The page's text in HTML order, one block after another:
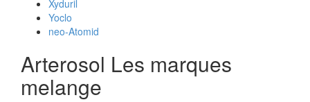
Xyduril
Yoclo
neo-Atomid
Arterosol Les marques
melange